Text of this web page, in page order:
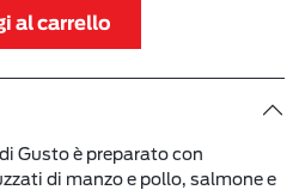
al carrello
Gusto è preparato con
di manzo e pollo, salmone e